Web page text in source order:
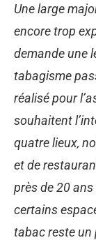
Une large
encore trop
demande une
tabagisme
réalisé pour
souhaitent
quatre lieux,
et de
près de 20
certains
tabac reste un